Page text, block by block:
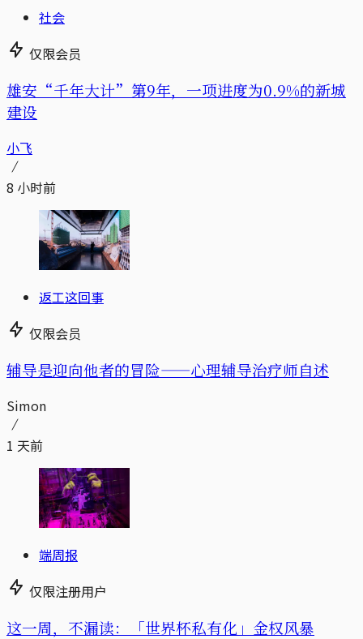
社会
仅限会员
雄安“千年大计”第9年，一项进度为0.9%的新城
建设
小飞
8 小时前
返工这回事
仅限会员
辅导是迎向他者的冒险——心理辅导治疗师自述
Simon
1 天前
端周报
仅限注册用户
这一周，不漏读：「世界杯私有化」金权风暴